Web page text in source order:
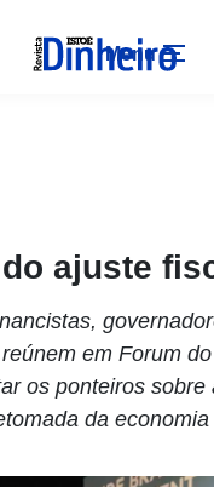
Menu
ajuste
em Forum
os ponteiros sobre
da economia